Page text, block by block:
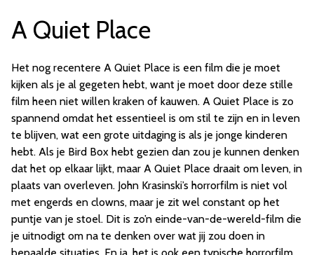
A Quiet Place
Het nog recentere A Quiet Place is een film die je moet
kijken als je al gegeten hebt, want je moet door deze stille
film heen niet willen kraken of kauwen. A Quiet Place is zo
spannend omdat het essentieel is om stil te zijn en in leven
te blijven, wat een grote uitdaging is als je jonge kinderen
hebt. Als je Bird Box hebt gezien dan zou je kunnen denken
dat het op elkaar lijkt, maar A Quiet Place draait om leven, in
plaats van overleven. John Krasinski’s horrorfilm is niet vol
met engerds en clowns, maar je zit wel constant op het
puntje van je stoel. Dit is zo’n einde-van-de-wereld-film die
je uitnodigt om na te denken over wat jij zou doen in